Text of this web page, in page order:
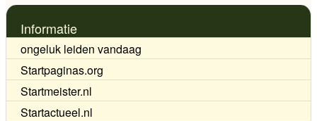
Informatie
ongeluk leiden vandaag
Startpaginas.org
Startmeister.nl
Startactueel.nl